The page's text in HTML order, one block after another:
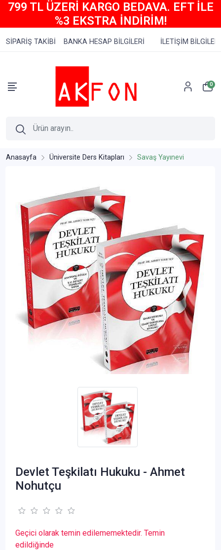
799 TL ÜZERİ KARGO BEDAVA. EFT İLE
%3 EKSTRA İNDİRİM!
SİPARİŞ TAKİBİ BANKA HESAP BİLGİLERİ İLETİŞİM BİLGİLERİ
0
Anasayfa Üniversite Ders Kitapları Savaş Yayınevi
Devlet Teşkilatı Hukuku - Ahmet
Nohutçu
Geçici olarak temin edilememektedir. Temin
edildiğinde